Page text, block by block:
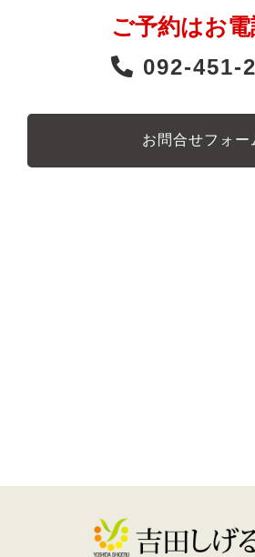
ご予約はお
092-451-
お問合せフォー